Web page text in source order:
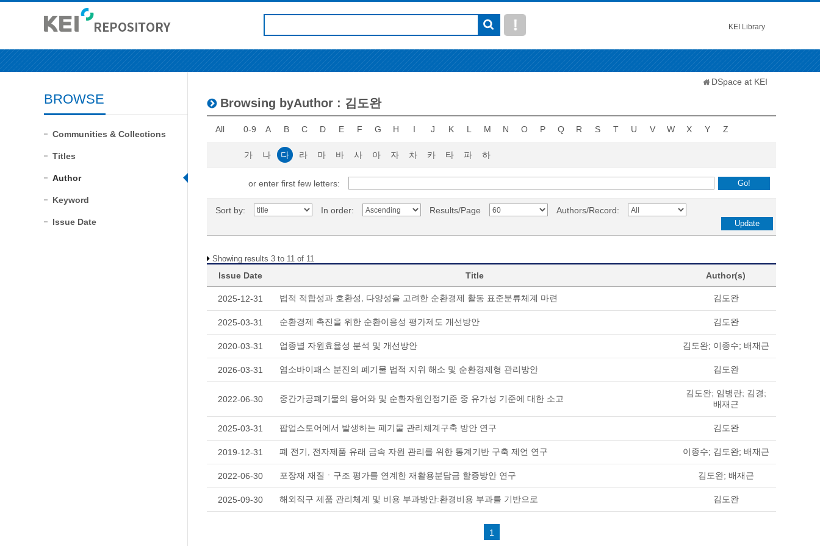
KEI Library
BROWSE
Communities & Collections
Titles
Author
Keyword
Issue Date
DSpace at KEI
Browsing byAuthor : 김도완
All 0-9 A B C D E F G H I J K L M N O P Q R S T U V W X Y Z
가 나 다 라 마 바 사 아 자 차 카 타 파 하
or enter first few letters:
Sort by: In order: Results/Page Authors/Record:
Showing results 3 to 11 of 11
Issue Date Title Author(s)
2025-12-31 법적 적합성과 호환성, 다양성을 고려한 순환경제 활동 표준분류체계 마련 김도완
2025-03-31 순환경제 촉진을 위한 순환이용성 평가제도 개선방안 김도완
2020-03-31 업종별 자원효율성 분석 및 개선방안 김도완; 이종수; 배재근
2026-03-31 염소바이패스 분진의 폐기물 법적 지위 해소 및 순환경제형 관리방안 김도완
2022-06-30 중간가공폐기물의 용어와 및 순환자원인정기준 중 유가성 기준에 대한 소고
김도완; 임병란; 김경;
배재근
2025-03-31 팝업스토어에서 발생하는 폐기물 관리체계구축 방안 연구 김도완
2019-12-31 폐 전기, 전자제품 유래 금속 자원 관리를 위한 통계기반 구축 제언 연구 이종수; 김도완; 배재근
2022-06-30 포장재 재질ㆍ구조 평가를 연계한 재활용분담금 할증방안 연구 김도완; 배재근
2025-09-30 해외직구 제품 관리체계 및 비용 부과방안:환경비용 부과를 기반으로 김도완
1